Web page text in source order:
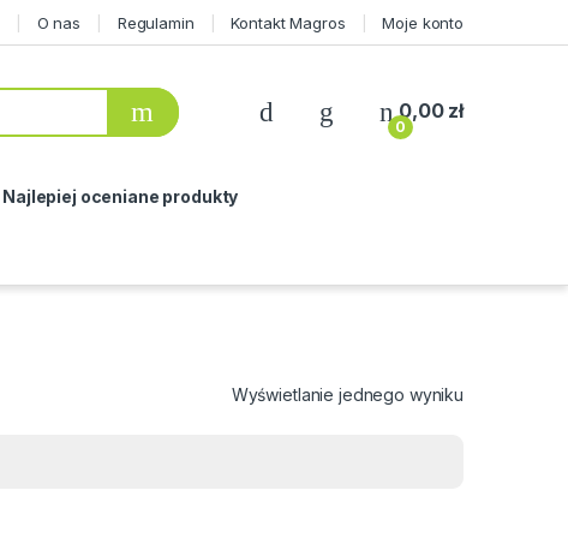
O nas Regulamin Kontakt Magros Moje konto
0
0,00 zł
Najlepiej oceniane produkty
Wyświetlanie jednego wyniku